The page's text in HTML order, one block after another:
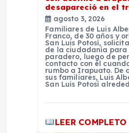
desapareció en el
agosto 3, 2026
Familiares de Luis
Franco, de 30 años y
San Luis Potosí,
de la ciudadanía para
paradero, luego de
contacto con él
rumbo a Irapuato. De
sus familiares, Luis
San Luis Potosí
LEER COMPLETO